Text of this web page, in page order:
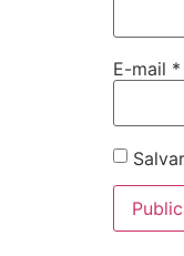
E-mail *